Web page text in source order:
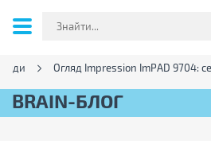
Огляд Impression ImPAD 9704:
BRAIN-БЛОГ